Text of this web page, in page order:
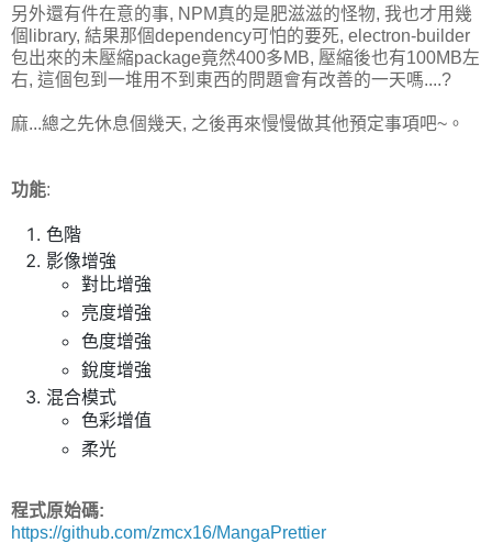
另外還有件在意的事, NPM真的是肥滋滋的怪物, 我也才用幾
個library, 結果那個dependency可怕的要死, electron-builder
包出來的未壓縮package竟然400多MB, 壓縮後也有100MB左
右, 這個包到一堆用不到東西的問題會有改善的一天嗎....?
麻...總之先休息個幾天, 之後再來慢慢做其他預定事項吧~。
功能:
色階
影像增強
對比增強
亮度增強
色度增強
銳度增強
混合模式
色彩增值
柔光
程式原始碼:
https://github.com/zmcx16/MangaPrettier